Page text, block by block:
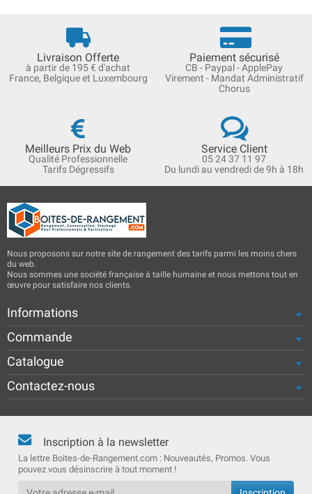
Livraison Offerte
à partir de 195 € d'achat
France, Belgique et Luxembourg
Paiement sécurisé
CB - Paypal - ApplePay
Virement - Mandat Administratif
Chorus
Meilleurs Prix du Web
Qualité Professionnelle
Tarifs Dégressifs
Service Client
05 24 37 11 97
Du lundi au vendredi de 9h à 18h
Nous proposons sur notre site de rangement des tarifs parmi les moins chers
du web.
Nous sommes une société française à taille humaine et nous mettons tout en
œuvre pour satisfaire nos clients.
Informations
Commande
Catalogue
Contactez-nous
Inscription à la newsletter
La lettre Boites-de-Rangement.com : Nouveautés, Promos. Vous
pouvez vous désinscrire à tout moment !